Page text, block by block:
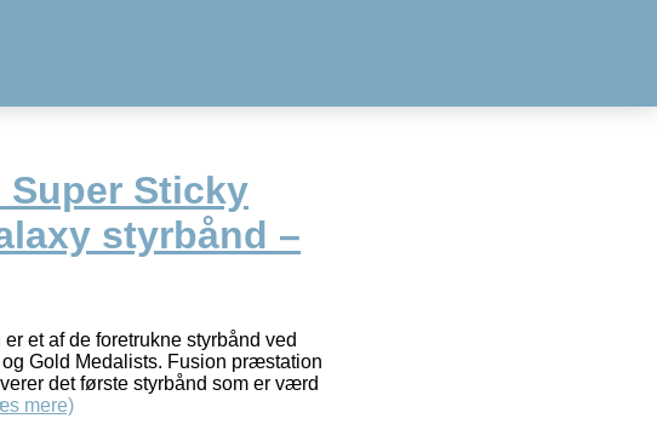
Super Sticky
styrbånd –
et af de foretrukne styrbånd ved
Gold Medalists. Fusion præstation
det første styrbånd som er værd
mere)